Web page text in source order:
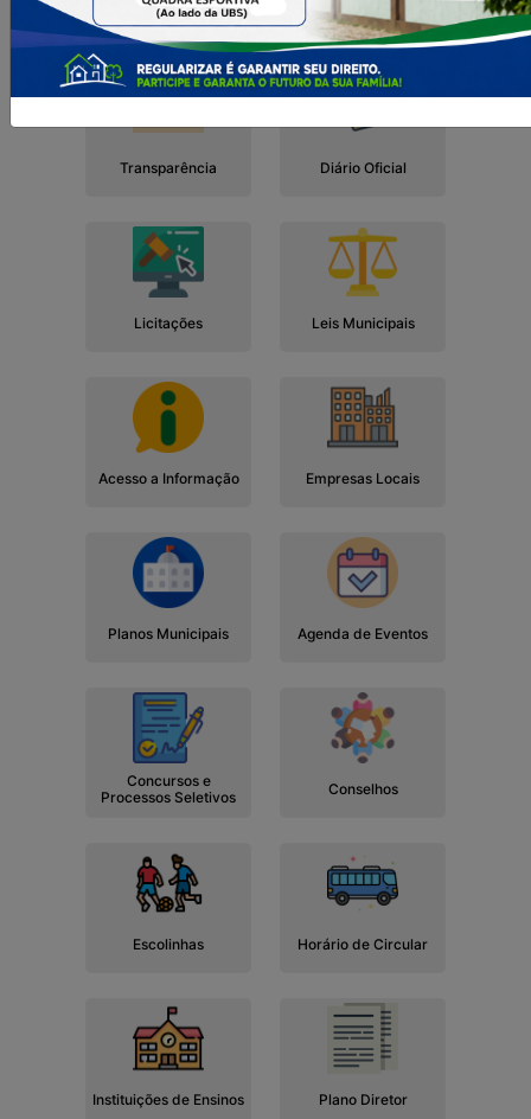
Transparência Diário Oficial
Licitações Leis Municipais
Acesso a Informação Empresas Locais
Planos Municipais Agenda de Eventos
Concursos e
Processos Seletivos
Conselhos
Escolinhas Horário de Circular
Instituições de Ensinos Plano Diretor